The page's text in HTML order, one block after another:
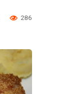
286